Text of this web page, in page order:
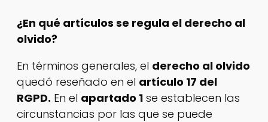
¿En qué artículos se regula el derecho al
olvido?
En términos generales, el derecho al olvido
quedó reseñado en el artículo 17 del
RGPD. En el apartado 1 se establecen las
circunstancias por las que se puede